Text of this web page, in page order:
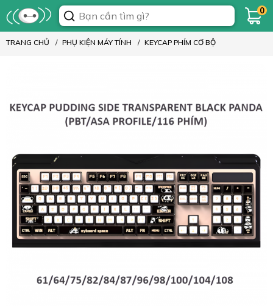
0
TRANG CHỦ PHỤ KIỆN MÁY TÍNH KEYCAP PHÍM CƠ BỘ